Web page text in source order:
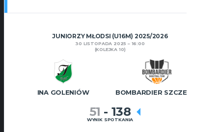
JUNIORZY MŁODSI (U16M) 2025/2026
30 LISTOPADA 2025
16:00
(KOLEJKA 10)
INA GOLENIÓW BOMBARDIER SZCZECIN
51 - 138
WYNIK SPOTKANIA